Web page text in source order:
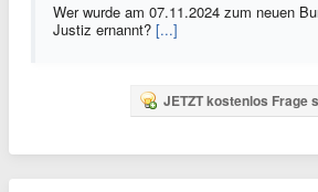
Wer wurde am 07.11.2024 zum neuen
Justiz ernannt? [...]
JETZT kostenlos Frage